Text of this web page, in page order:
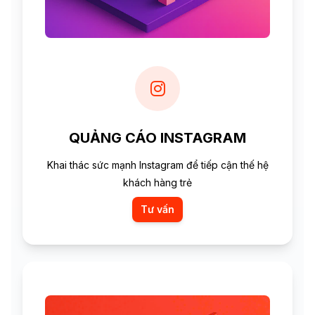
QUẢNG CÁO INSTAGRAM
Khai thác sức mạnh Instagram để tiếp cận thế hệ
khách hàng trẻ
Tư vấn